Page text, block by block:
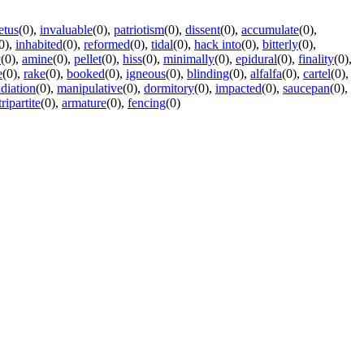
(0), invaluable(0), patriotism(0), dissent(0), accumulate(0),
, inhabited(0), reformed(0), tidal(0), hack into(0), bitterly(0),
(0), amine(0), pellet(0), hiss(0), minimally(0), epidural(0), finality(0),
(0), rake(0), booked(0), igneous(0), blinding(0), alfalfa(0), cartel(0),
(0), manipulative(0), dormitory(0), impacted(0), saucepan(0),
(0), armature(0), fencing(0)